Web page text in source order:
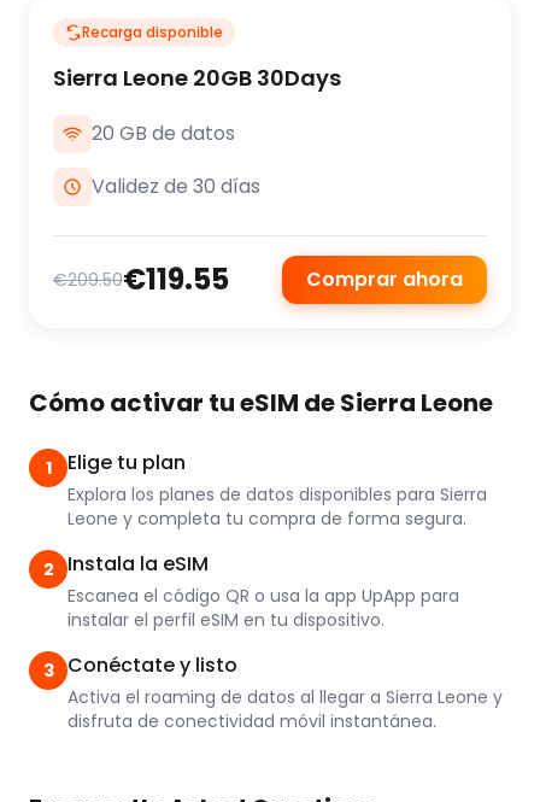
Recarga disponible
Sierra Leone 20GB 30Days
20 GB de datos
Validez de 30 días
€209.50€119.55 Comprar ahora
Cómo activar tu eSIM de Sierra Leone
1 Elige tu plan
Explora los planes de datos disponibles para Sierra
Leone y completa tu compra de forma segura.
2 Instala la eSIM
Escanea el código QR o usa la app UpApp para
instalar el perfil eSIM en tu dispositivo.
3 Conéctate y listo
Activa el roaming de datos al llegar a Sierra Leone y
disfruta de conectividad móvil instantánea.